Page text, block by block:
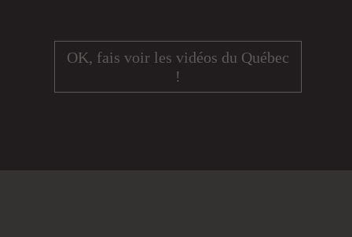
OK, fais voir les vidéos du Québec
!